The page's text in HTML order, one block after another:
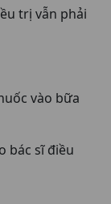
trị vẫn phải
vào bữa
bác sĩ điều